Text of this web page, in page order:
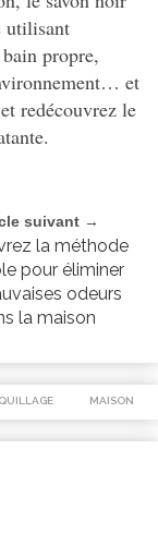
utilisant
propre,
et
redécouvrez le
suivant →
la méthode
pour éliminer
odeurs
la maison
MAISON